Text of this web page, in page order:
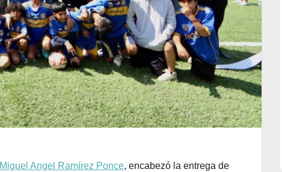
Miguel Angel Ramírez Ponce, encabezó la entrega de